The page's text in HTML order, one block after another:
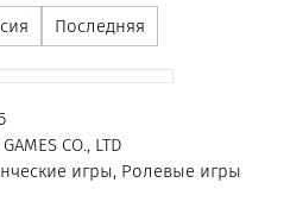
Последняя
CO., LTD
игры, Ролевые игры